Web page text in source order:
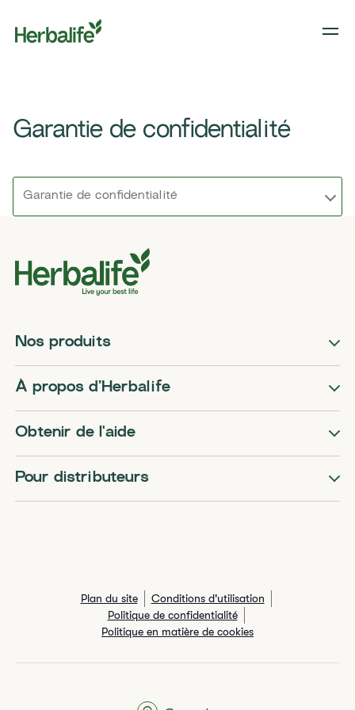
Garantie de confidentialité
Garantie de confidentialité
Nos produits
​​À propos d’Herbalife​
Obtenir de l'aide
Pour distributeurs
Plan du site
Conditions d'utilisation
Politique de confidentialité
Politique en matière de cookies